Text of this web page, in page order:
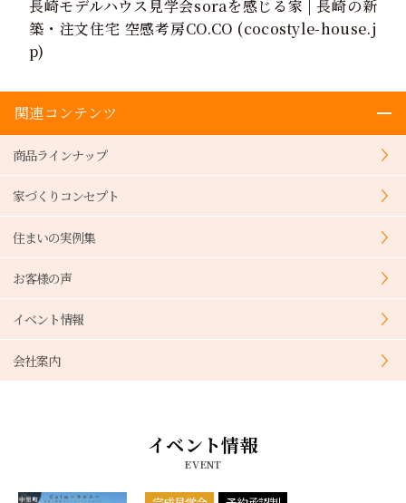
長崎モデルハウス見学会soraを感じる家 | 長崎の新
築・注文住宅 空感考房CO.CO (cocostyle-house.j
p)
関連コンテンツ
商品ラインナップ
家づくりコンセプト
住まいの実例集
お客様の声
イベント情報
会社案内
イベント情報
EVENT